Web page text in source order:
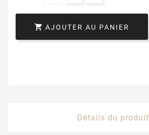
 AJOUTER AU PANIER
Détails du produit